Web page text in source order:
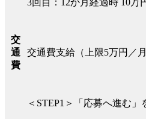
交
通
費
交通費支給（上限5万円／月
＜STEP1＞「応募へ進む」